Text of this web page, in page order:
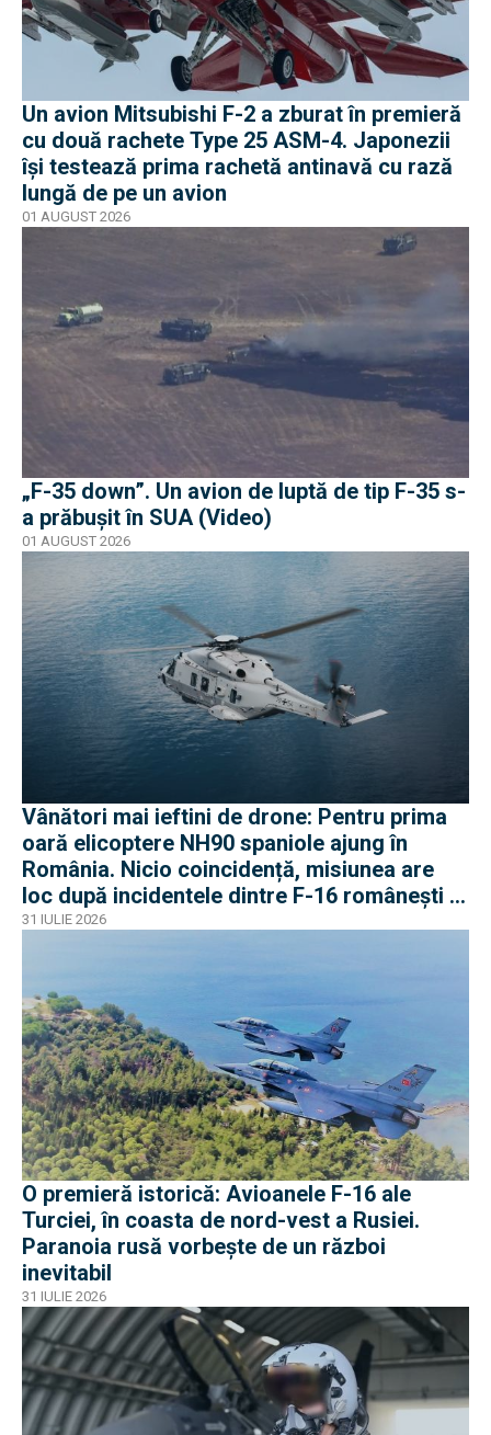
Un avion Mitsubishi F-2 a zburat în premieră
cu două rachete Type 25 ASM-4. Japonezii
își testează prima rachetă antinavă cu rază
lungă de pe un avion
01 AUGUST 2026
„F-35 down”. Un avion de luptă de tip F-35 s-
a prăbușit în SUA (Video)
01 AUGUST 2026
Vânători mai ieftini de drone: Pentru prima
oară elicoptere NH90 spaniole ajung în
România. Nicio coincidență, misiunea are
loc după incidentele dintre F-16 românești și
dronele ruse
31 IULIE 2026
O premieră istorică: Avioanele F-16 ale
Turciei, în coasta de nord-vest a Rusiei.
Paranoia rusă vorbește de un război
inevitabil
31 IULIE 2026